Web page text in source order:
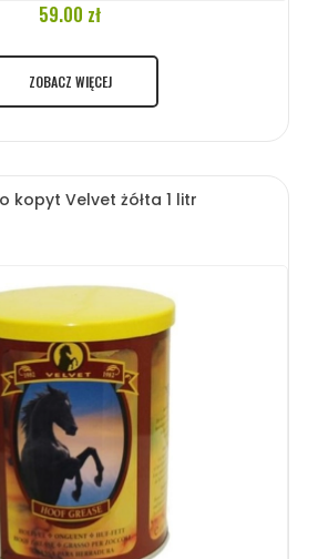
59.00 zł
ZOBACZ WIĘCEJ
kopyt Velvet żółta 1 litr